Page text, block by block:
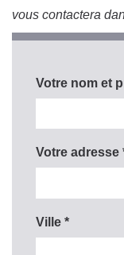
vous contactera
Votre nom et
Votre adresse
Ville *